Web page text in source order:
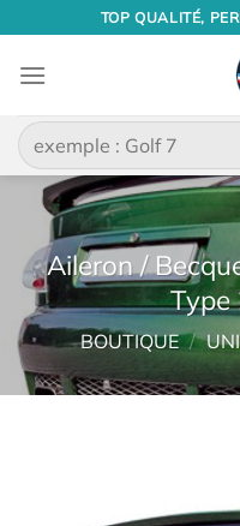
contenu
TOP QUALITÉ,
Recherche
pour :
Aileron /
Type
BOUTIQUE /